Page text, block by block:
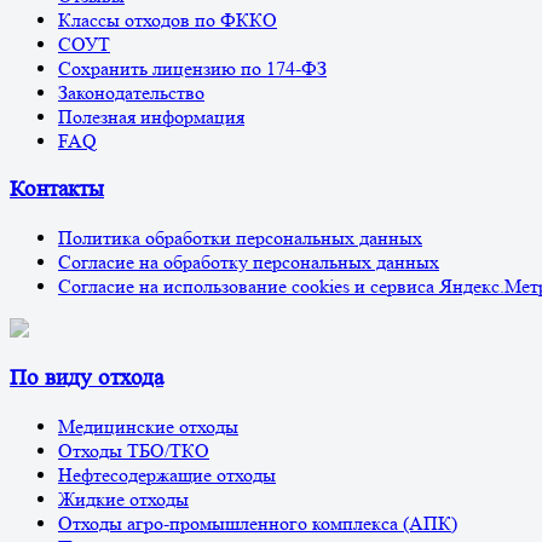
Классы отходов по ФККО
СОУТ
Сохранить лицензию по 174-ФЗ
Законодательство
Полезная информация
FAQ
Контакты
Политика обработки персональных данных
Согласие на обработку персональных данных
Согласие на использование cookies и сервиса
По виду отхода
Медицинские отходы
Отходы ТБО/ТКО
Нефтесодержащие отходы
Жидкие отходы
Отходы агро-промышленного комплекса (АПК)